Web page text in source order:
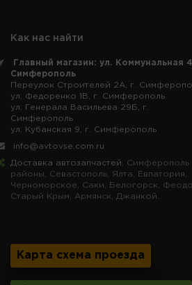
Как нас найти
Главный магазин: ул. Коммунальная
Симферополь
Переулок Строителей 2А, г.
ул. Федоренко 1В, г. Симферополь
ул. Генерала Васильева 29Б, г.
Симферополь
ул. Кубанская 9, г. Симферополь
info@avtovse.com.ru
Доставка автозапчастей , Симферополь
районы, Севастополь, Ялта, Евпатория,
Черноморское, Саки, Белогорск,
Старый Крым, Армянск, Джанкой.
Карта схема проезда